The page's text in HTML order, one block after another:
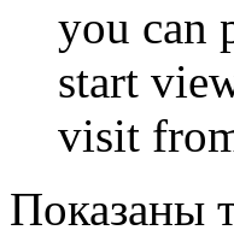
you can
start
visit
Показаны